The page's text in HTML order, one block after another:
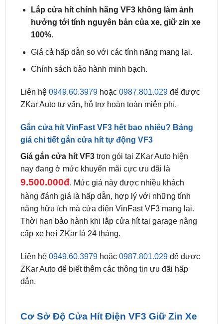
Tăng sự sang trọng, hiện đại cho xe.
Tăng sự thanh lịch cho chủ xe.
Lắp cửa hít chính hãng VF3 không làm ảnh
100%.
Giá cả hấp dẫn so với các tính năng mang lại.
Chính sách bảo hành minh bạch.
Liên hệ0949.60.3979 hoặc0987.801.029để được
ZKar Auto tư vấn, hỗ trợ hoàn toàn miễn phí.
Gắn cửa hít VinFast VF3 hết bao nhiêu? Bảng
giá chi tiết gắn cửa hít tự động VF3
Giá gắn cửa hít VF3trọn gói tại ZKar Auto hiện
nay đang ở mức khuyến mãi cực ưu đãi là
9.500.000đ . Mức giá này được nhiều khách
hàng đánh giá là hấp dẫn, hợp lý với những tính
Thời hạn bảo hành khi lắp cửa hít tại garage nâng
cấp xe hơi ZKar là 24 tháng.
dẫn.